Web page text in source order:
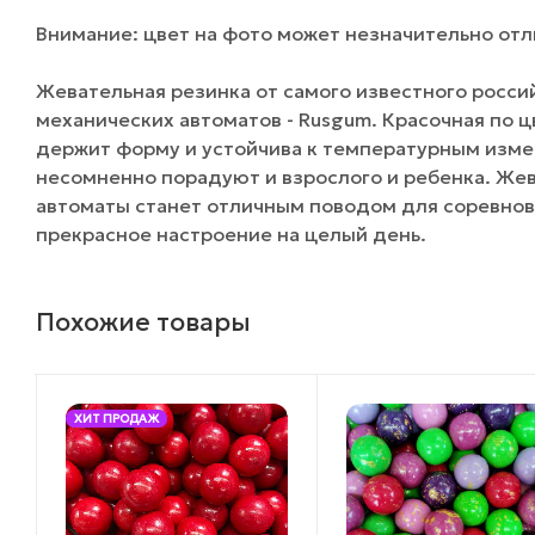
Внимание: цвет на фото может незначительно
Жевательная резинка от самого известного
механических автоматов - Rusgum. Красочная по
держит форму и устойчива к температурным
несомненно порадуют и взрослого и ребенка.
автоматы станет отличным поводом для
прекрасное настроение на целый день.
Похожие товары
ХИТ ПРОДАЖ